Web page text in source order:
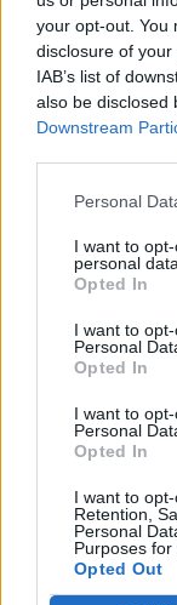
your opt-out. You
disclosure of
IAB’s list of
also be disclosed
Downstream
Personal
I want to
personal data.
Opted In
I want to
Personal
Opted In
I want to
Personal
Opted In
I want to
Retention,
Personal
Purposes for
Opted Out
Προηγούμενο